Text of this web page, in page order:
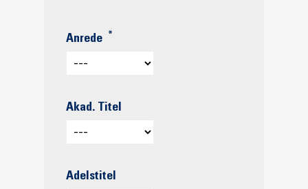
Anrede *
Akad. Titel
Adelstitel